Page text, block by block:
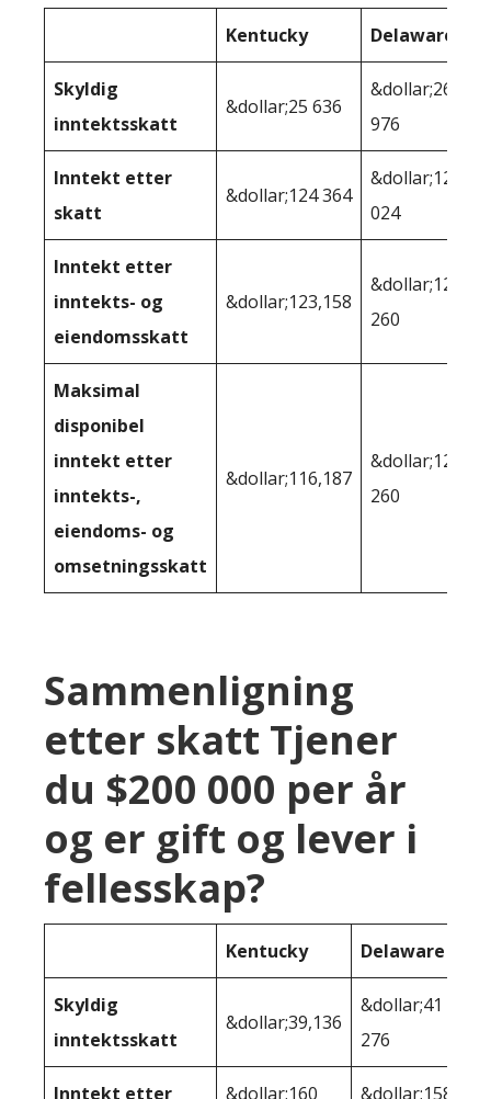
Kentucky Delaware
Skyldig
inntektsskatt
&dollar;25 636
&dollar;26
976
Inntekt etter
skatt
&dollar;124 364
&dollar;123
024
Inntekt etter
inntekts- og
eiendomsskatt
&dollar;123,158
&dollar;121
260
Maksimal
disponibel
inntekt etter
inntekts-,
eiendoms- og
omsetningsskatt
&dollar;116,187
&dollar;121
260
Sammenligning
etter skatt Tjener
du $200 000 per år
og er gift og lever i
fellesskap?
Kentucky Delaware
Skyldig
inntektsskatt
&dollar;39,136
&dollar;41
276
Inntekt etter &dollar;160 &dollar;158